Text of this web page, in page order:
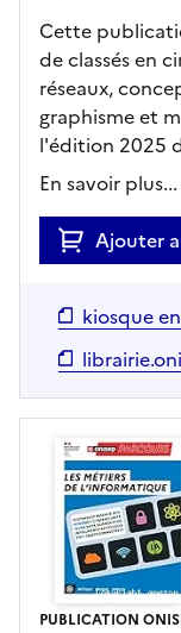
Cette
de classés en
réseaux,
graphisme et
l'édition 2025
En savoir plus...
Ajouter
kiosque
PUBLICATION